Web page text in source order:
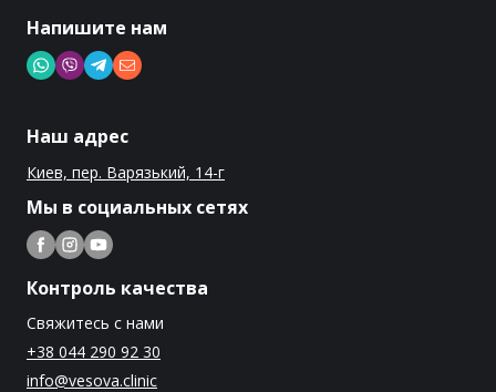
Напишите нам
Наш адрес
Киев, пер. Варязький, 14-г
Мы в социальных сетях
Контроль качества
Свяжитесь с нами
+38 044 290 92 30
info@vesova.clinic